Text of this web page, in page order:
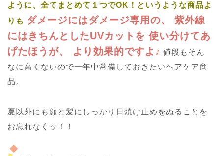
ように、全てまとめて１つでOK！というような商品よ
りも ダメージにはダメージ専用の、
紫外線
にはきちんとしたUVカットを 使い分けてあ
げたほうが、
より効果的ですよ♪ 値段もそん
なに高くないので一年中常備しておきたいヘアケア商
品。
夏以外にも顔と髪にしっかり日焼け止めをぬることを
お忘れなくッ！！